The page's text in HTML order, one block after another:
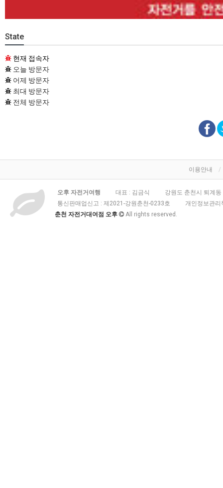
State
현재 접속자
오늘 방문자
어제 방문자
최대 방문자
전체 방문자
이용안내
오후 자전거여행 대표 : 김금식
강원도 춘천시 퇴계
통신판매업신고 : 제2021-강원춘천-0233호
개인정보관리
춘천 자전거대여점 오후
All rights reserved.